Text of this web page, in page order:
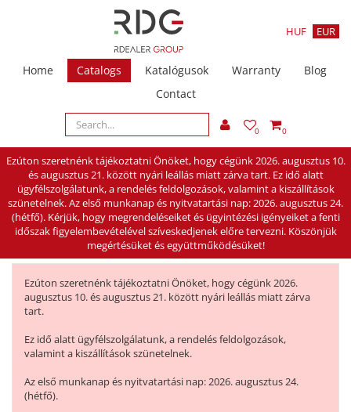
HUF EUR
Home Catalogs Katalógusok Warranty
Blog
Contact
0 0
Ezúton szeretnénk tájékoztatni Önöket, hogy cégünk 2026. augusztus 10.
és augusztus 21. között nyári leállás miatt zárva tart. Ez idő alatt
ügyfélszolgálatunk, a rendelés feldolgozások, valamint a kiszállítások
szünetelnek. Az első munkanap és nyitvatartási nap: 2026. augusztus 24.
(hétfő). Kérjük, hogy megrendeléseiket és ügyintézési igényeiket a fenti
időszak figyelembevételével szíveskedjenek előre tervezni. Köszönjük
megértésüket és együttműködésüket!
Ezúton szeretnénk tájékoztatni Önöket, hogy cégünk 2026.
augusztus 10. és augusztus 21. között nyári leállás miatt zárva
tart.
Ez idő alatt ügyfélszolgálatunk, a rendelés feldolgozások,
valamint a kiszállítások szünetelnek.
Az első munkanap és nyitvatartási nap: 2026. augusztus 24.
(hétfő).